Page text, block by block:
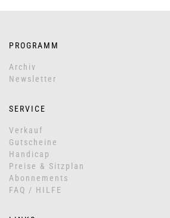
PROGRAMM
Archiv
Newsletter
SERVICE
Verkauf
Gutscheine
Handicap
Preise & Sitzplan
Abonnements
FAQ / HILFE